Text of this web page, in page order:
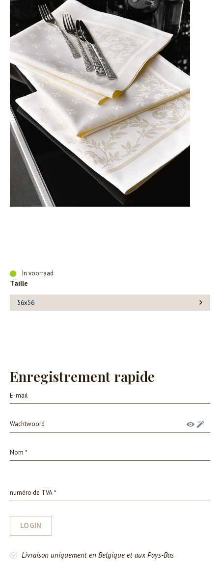
In voorraad
Taille
56x56
Enregistrement rapide
LOGIN
Livraison uniquement en Belgique et aux Pays-Bas